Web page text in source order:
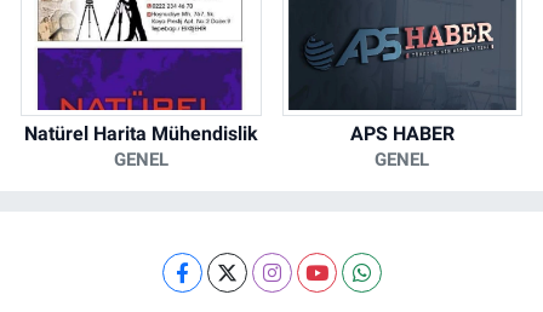
Natürel Harita Mühendislik
GENEL
APS HABER
GENEL